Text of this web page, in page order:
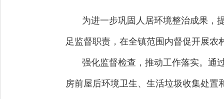
为进一步巩固人居环境整治成果，
足监督职责，在全镇范围内督促开展
强化监督检查，推动工作落实。通
房前屋后环境卫生、生活垃圾收集处